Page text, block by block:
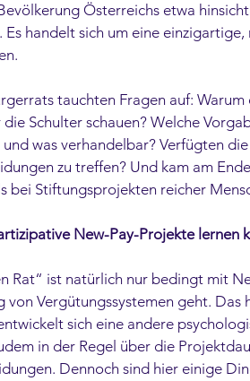
Österreichs etwa
Es handelt sich um eine
tauchten Fragen auf:
Schulter schauen? Welche
was verhandelbar? Verfügten
zu treffen? Und kam am
bei Stiftungsprojekten reicher
New-Pay-Projekte lernen
Rat“ ist natürlich nur bedingt mit
von Vergütungssystemen geht. Das
sich eine andere
in der Regel über die
Dennoch sind hier einige